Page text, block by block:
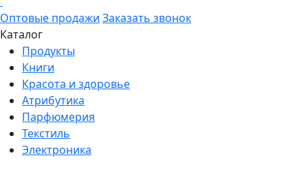
Оптовые продажи Заказать звонок
Каталог
Продукты
Книги
Красота и здоровье
Атрибутика
Парфюмерия
Текстиль
Электроника